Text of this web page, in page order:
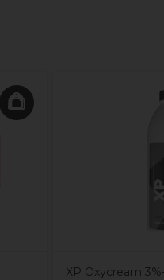
XP Oxycream